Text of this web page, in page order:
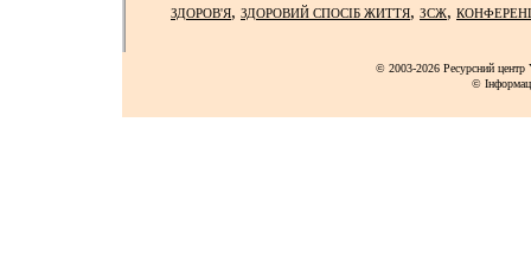
ЗДОРОВ'Я, ЗДОРОВИЙ СПОСІБ ЖИТТЯ, ЗСЖ,
© 2003-2026 Ресурсний
©